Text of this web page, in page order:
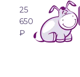
25
650
₽